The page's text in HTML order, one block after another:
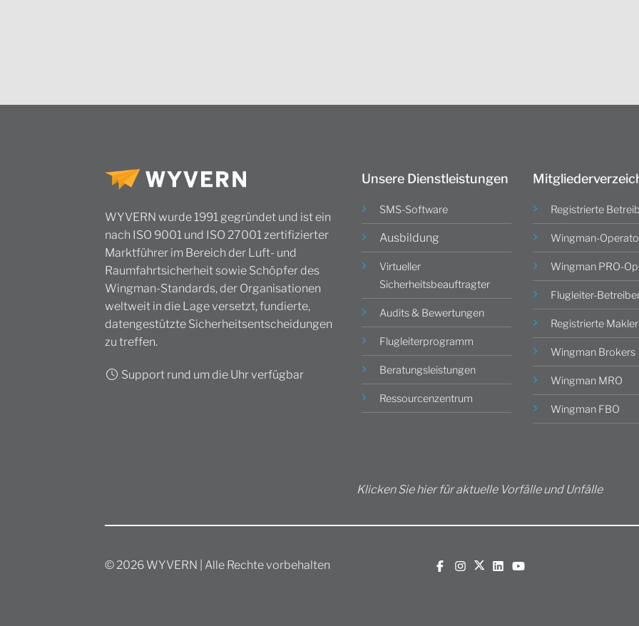
WYVERN wurde 1991 gegründet und ist ein
nach ISO 9001 und ISO 27001 zertifizierter
Marktführer im Bereich der Luft- und
Raumfahrtsicherheit sowie Schöpfer des
Wingman-Standards, der Organisationen
weltweit in die Lage versetzt, fundierte,
datengestützte Sicherheitsentscheidungen
zu treffen.
Support rund um die Uhr verfügbar
Unsere Dienstleistungen
SMS-Software
Ausbildung
Virtueller
Sicherheitsbeauftragter
Audits & Bewertungen
Flugleiterprogramm
Beratungsleistungen
Ressourcenzentrum
Registrierte
Wingman-
Wingman PRO-
Flugleiter-
Registrierte Makler
Wingman Brokers
Wingman MRO
Wingman FBO
Klicken Sie hier für aktuelle Vorfälle und Unfälle
© 2026 WYVERN | Alle Rechte vorbehalten